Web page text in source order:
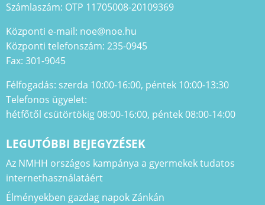
Számlaszám: OTP 11705008-20109369
Központi e-mail: noe@noe.hu
Központi telefonszám: 235-0945
Fax: 301-9045
Félfogadás: szerda 10:00-16:00, péntek 10:00-13:30
Telefonos ügyelet:
hétfőtől csütörtökig 08:00-16:00, péntek 08:00-14:00
LEGUTÓBBI BEJEGYZÉSEK
Az NMHH országos kampánya a gyermekek tudatos
internethasználatáért
Élményekben gazdag napok Zánkán